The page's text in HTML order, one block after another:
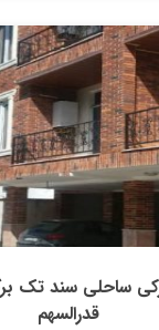
ساحلی سند تک
قدرالسهم